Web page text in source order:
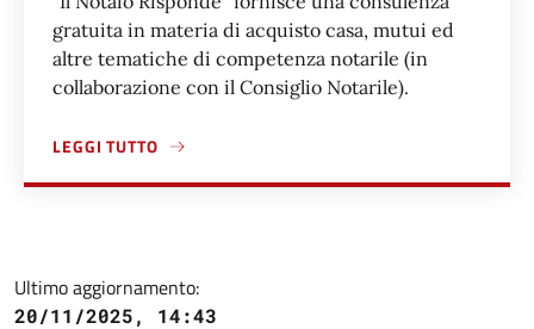
gratuita in materia di acquisto casa, mutui ed
altre tematiche di competenza notarile (in
collaborazione con il Consiglio Notarile).
LEGGI TUTTO
A PROPOSITO DI RICHIEDERE UNA CONSULENZA
Ultimo aggiornamento:
20/11/2025, 14:43